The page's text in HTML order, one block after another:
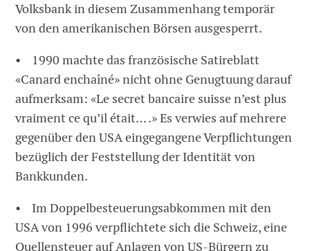
Volksbank in diesem Zusammenhang temporär
von den amerikanischen Börsen ausgesperrt.
• 1990 machte das französische Satireblatt
«Canard enchaîné» nicht ohne Genugtuung darauf
aufmerksam: «Le secret bancaire suisse n’est plus
vraiment ce qu’il était… .» Es verwies auf mehrere
gegenüber den USA eingegangene Verpflichtungen
bezüglich der Feststellung der Identität von
Bankkunden.
• Im Doppelbesteuerungsabkommen mit den
USA von 1996 verpflichtete sich die Schweiz, eine
Quellensteuer auf Anlagen von US-Bürgern zu